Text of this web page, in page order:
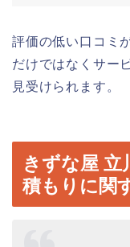
評価の低い口コミ
だけではなくサー
見受けられます。
きずな屋 立
積もりに関